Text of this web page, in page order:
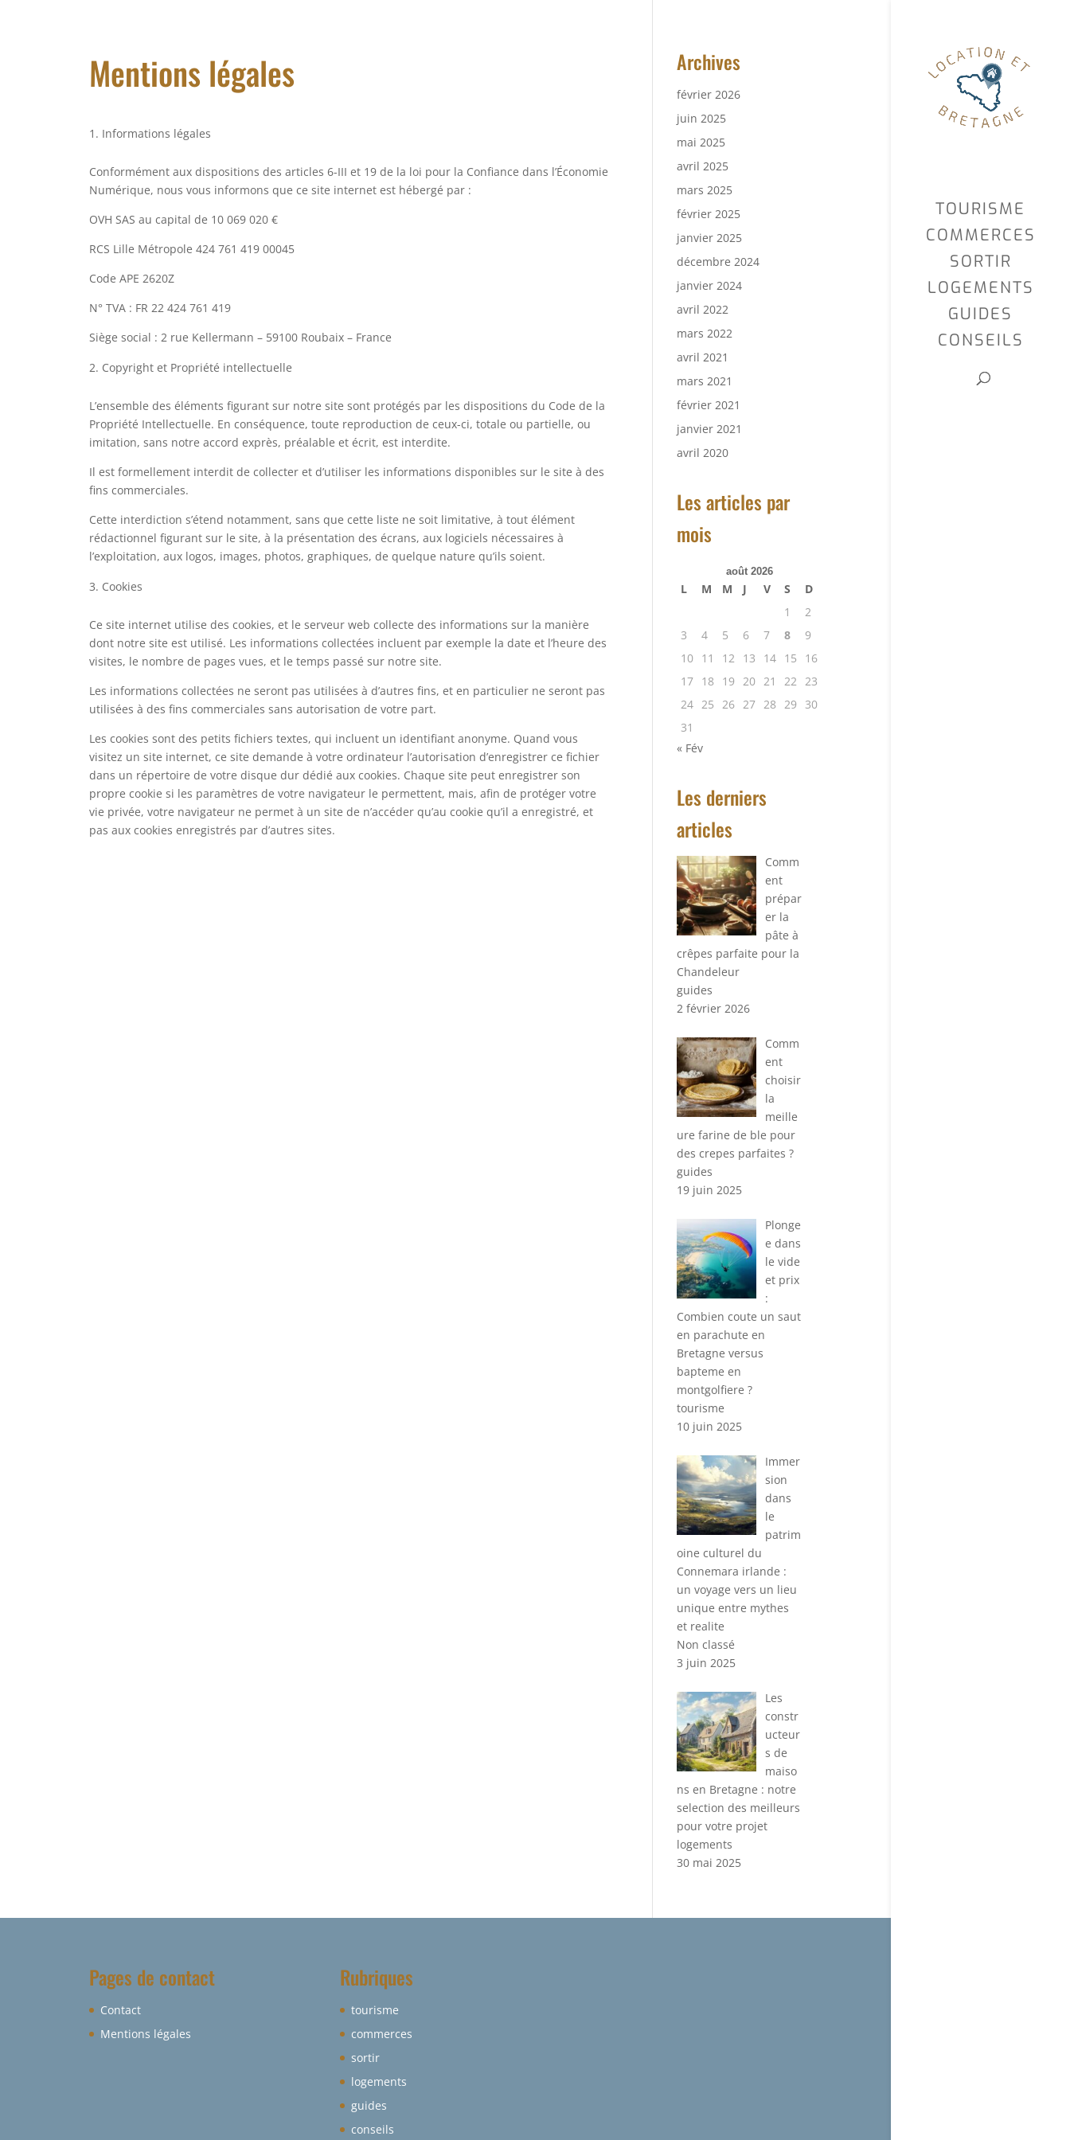
TOURISME
COMMERCES
SORTIR
LOGEMENTS
GUIDES
CONSEILS
Mentions légales
Informations légales
Conformément aux dispositions des articles 6-III et 19 de la loi pour la Confiance dans l’Économie
Numérique, nous vous informons que ce site internet est hébergé par :
OVH SAS au capital de 10 069 020 €
RCS Lille Métropole 424 761 419 00045
Code APE 2620Z
N° TVA : FR 22 424 761 419
Siège social : 2 rue Kellermann – 59100 Roubaix – France
Copyright et Propriété intellectuelle
L’ensemble des éléments figurant sur notre site sont protégés par les dispositions du Code de la
Propriété Intellectuelle. En conséquence, toute reproduction de ceux-ci, totale ou partielle, ou
imitation, sans notre accord exprès, préalable et écrit, est interdite.
Il est formellement interdit de collecter et d’utiliser les informations disponibles sur le site à des
fins commerciales.
Cette interdiction s’étend notamment, sans que cette liste ne soit limitative, à tout élément
rédactionnel figurant sur le site, à la présentation des écrans, aux logiciels nécessaires à
l’exploitation, aux logos, images, photos, graphiques, de quelque nature qu’ils soient.
Cookies
Ce site internet utilise des cookies, et le serveur web collecte des informations sur la manière
dont notre site est utilisé. Les informations collectées incluent par exemple la date et l’heure des
visites, le nombre de pages vues, et le temps passé sur notre site.
Les informations collectées ne seront pas utilisées à d’autres fins, et en particulier ne seront pas
utilisées à des fins commerciales sans autorisation de votre part.
Les cookies sont des petits fichiers textes, qui incluent un identifiant anonyme. Quand vous
visitez un site internet, ce site demande à votre ordinateur l’autorisation d’enregistrer ce fichier
dans un répertoire de votre disque dur dédié aux cookies. Chaque site peut enregistrer son
propre cookie si les paramètres de votre navigateur le permettent, mais, afin de protéger votre
vie privée, votre navigateur ne permet à un site de n’accéder qu’au cookie qu’il a enregistré, et
pas aux cookies enregistrés par d’autres sites.
Archives
février 2026
juin 2025
mai 2025
avril 2025
mars 2025
février 2025
janvier 2025
décembre 2024
janvier 2024
avril 2022
mars 2022
avril 2021
mars 2021
février 2021
janvier 2021
avril 2020
Les articles par
mois
août 2026
L M M J V S
D
1
2
3
4 5 6 7 8
9
10 11 12 13 14 15
16
17 18 19 20 21 22 23
24 25 26 27 28 29
30
31
« Fév
Les derniers
articles
Comm
ent
prépar
er la
pâte à
crêpes parfaite pour la
Chandeleur
guides
2 février 2026
Comm
ent
choisir
la
meille
ure farine de ble pour
des crepes parfaites ?
guides
19 juin 2025
Plonge
e dans
le vide
et prix
:
Combien coute un saut
en parachute en
Bretagne versus
bapteme en
montgolfiere ?
tourisme
10 juin 2025
Immer
sion
dans
le
patrim
oine culturel du
Connemara irlande :
un voyage vers un lieu
unique entre mythes
et realite
Non classé
3 juin 2025
Les
constr
ucteur
s de
maiso
ns en Bretagne : notre
selection des meilleurs
pour votre projet
logements
30 mai 2025
Pages de contact
Contact
Mentions légales
Rubriques
tourisme
commerces
sortir
logements
guides
conseils